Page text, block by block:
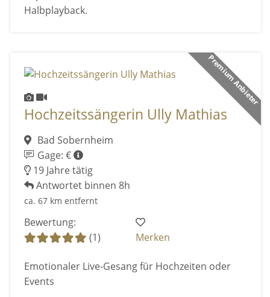
Halbplayback.
Premium Anbieter
Hochzeitssängerin Ully Mathias
Bad Sobernheim
Gage: €
19 Jahre tätig
Antwortet binnen 8h
ca. 67 km entfernt
Bewertung:
(1)
Merken
Emotionaler Live-Gesang für Hochzeiten oder
Events